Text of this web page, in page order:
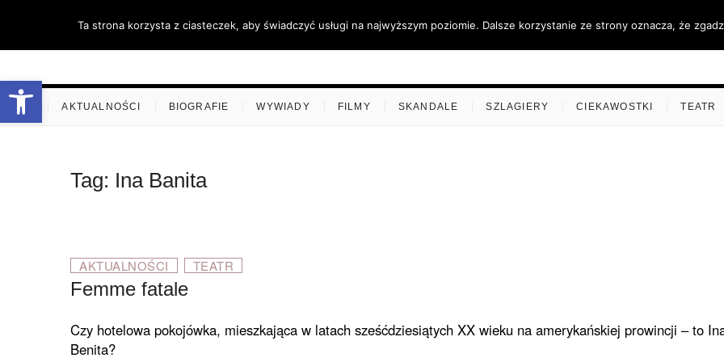
Otwórz pasek narzędzi
content
AKTUALNOŚCI BIOGRAFIE WYWIADY FILMY SKANDALE SZLAGIERY CIEKAWOSTKI TEATR
Tag: Ina Banita
AKTUALNOŚCI TEATR
Femme fatale
Czy hotelowa pokojówka, mieszkająca w latach sześćdziesiątych XX wieku na amerykańskiej prowincji – to
Benita?
Ta strona korzysta z ciasteczek, aby świadczyć usługi na najwyższym poziomie. Dalsze korzystanie ze strony oznacza, że